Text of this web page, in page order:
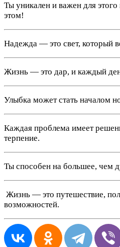
Ты уникален и важен для
этом!
Надежда — это свет, который
Жизнь — это дар, и каждый
Улыбка может стать началом
Каждая проблема имеет
терпение.
Ты способен на большее, чем
Жизнь — это путешествие,
возможностей.